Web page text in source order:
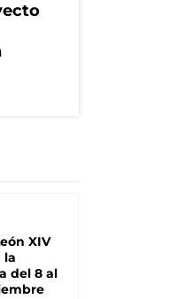
XIV
la
del 8 al